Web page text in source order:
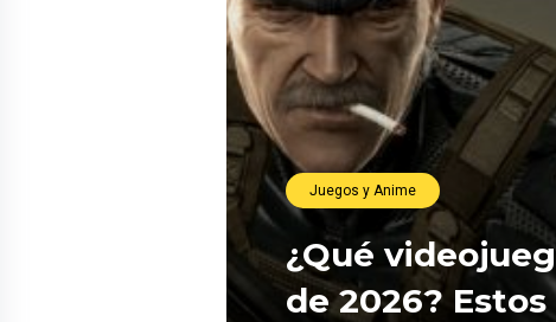
Juegos y Anime
¿Qué
de 2026?